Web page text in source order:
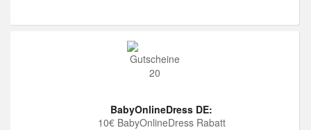
BabyOnlineDress DE:
10€ BabyOnlineDress Rabatt